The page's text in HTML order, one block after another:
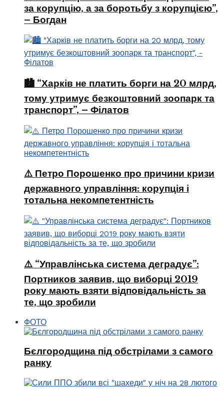
за корупцію, а за боротьбу з корупцією”,
– Богдан
🏙️ “Харків не платить борги на 20 млрд,
тому утримує безкоштовний зоопарк та
транспорт”, – Філатов
⚠️ Петро Порошенко про причини кризи
державного управління: корупція і
тотальна некомпетентність
⚠️ “Управлінська система деградує”:
Портников заявив, що виборці 2019
року мають взяти відповідальність за
те, що зробили
ФОТО
Бєлгородщина під обстрілами з самого
ранку